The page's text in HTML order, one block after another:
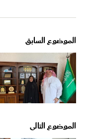
الموضوع السابق
الموضوع التالى